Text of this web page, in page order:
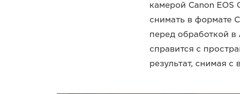
камерой Canon
снимать в формате
перед обработкой в
справится с
результат, снимая